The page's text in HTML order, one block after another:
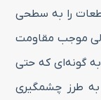
را به سطحی
موجب مقاومت
گونه‌ای که حتی
به طرز چشمگیری